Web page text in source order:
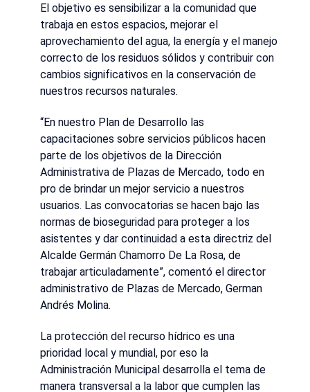
El objetivo es sensibilizar a la comunidad que
trabaja en estos espacios, mejorar el
aprovechamiento del agua, la energía y el manejo
correcto de los residuos sólidos y contribuir con
cambios significativos en la conservación de
nuestros recursos naturales.
“En nuestro Plan de Desarrollo las
capacitaciones sobre servicios públicos hacen
parte de los objetivos de la Dirección
Administrativa de Plazas de Mercado, todo en
pro de brindar un mejor servicio a nuestros
usuarios. Las convocatorias se hacen bajo las
normas de bioseguridad para proteger a los
asistentes y dar continuidad a esta directriz del
Alcalde Germán Chamorro De La Rosa, de
trabajar articuladamente”, comentó el director
administrativo de Plazas de Mercado, German
Andrés Molina.
La protección del recurso hídrico es una
prioridad local y mundial, por eso la
Administración Municipal desarrolla el tema de
manera transversal a la labor que cumplen las